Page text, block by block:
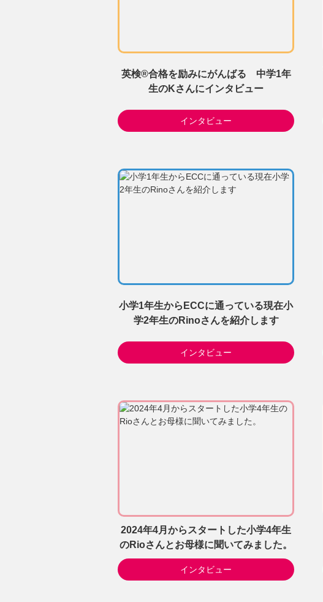
英検®合格を励みにがんばる 中学1年
生のKさんにインタビュー
インタビュー
小学1年生からECCに通っている現在小
学2年生のRinoさんを紹介します
インタビュー
2024年4月からスタートした小学4年生
のRioさんとお母様に聞いてみました。
インタビュー